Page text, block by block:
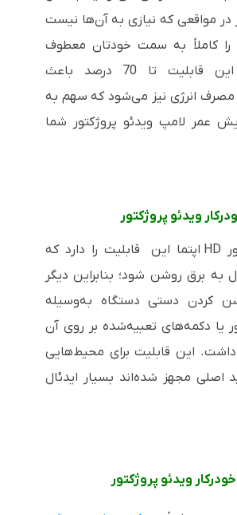
مواقعی که نیازی به آن‌ها نیست
کاملاً به سمت خودتان معطوف
کنید. ضمناً این قابلیت تا 70 درصد باعث
انرژی نیز می‌شود که سهم به
عمر لامپ ویدئو پروژکتور شما
ویدئو پروژکتور
ویدئو پروژکتور HD اپتما این قابلیت را دارد که
برق روشن شود؛ بنابراین دیگر
کردن دستی دستگاه به‌وسیله
یا دکمه‌های تعبیه‌شده بر روی آن
این قابلیت برای محیط‌هایی
اصلی مجهز شده‌اند بسیار ایدئال
ویدئو پروژکتور